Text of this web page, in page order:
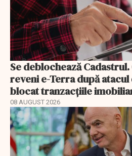
Se deblochează
reveni e-Terra după
blocat tranzacțiile
08 AUGUST 2026